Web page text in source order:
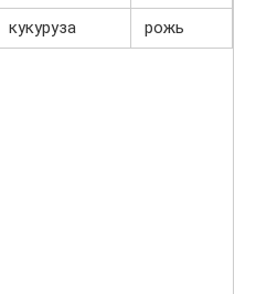
кукуруза
рожь